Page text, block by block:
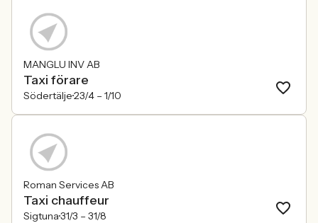
MANGLU INV AB
Taxi förare
Södertälje23/4 – 1/10
Roman Services AB
Taxi chauffeur
Sigtuna31/3 – 31/8